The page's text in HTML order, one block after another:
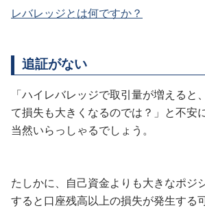
レバレッジとは何ですか？
追証がない
「ハイレバレッジで取引量が増えると
て損失も大きくなるのでは？」と不安
当然いらっしゃるでしょう。
たしかに、自己資金よりも大きなポジ
すると口座残高以上の損失が発生する